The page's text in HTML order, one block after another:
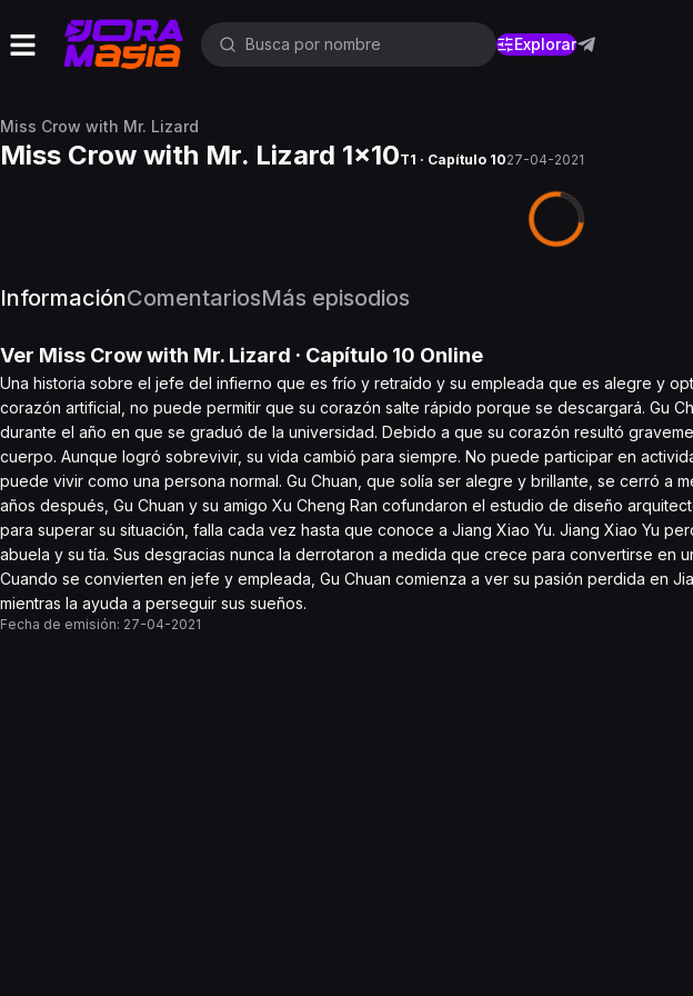
Explorar
Miss Crow with Mr. Lizard
Miss Crow with Mr. Lizard 1x10T1 · Capítulo 1027-04-2021
InformaciónComentariosMás episodios
Ver Miss Crow with Mr. Lizard · Capítulo 10 Online
Una historia sobre el jefe del infierno que es frío y retraído y su empleada que es alegre y
corazón artificial, no puede permitir que su corazón salte rápido porque se descargará. Gu
durante el año en que se graduó de la universidad. Debido a que su corazón resultó
cuerpo. Aunque logró sobrevivir, su vida cambió para siempre. No puede participar en
puede vivir como una persona normal. Gu Chuan, que solía ser alegre y brillante, se cerró a
años después, Gu Chuan y su amigo Xu Cheng Ran cofundaron el estudio de diseño
para superar su situación, falla cada vez hasta que conoce a Jiang Xiao Yu. Jiang Xiao Yu
abuela y su tía. Sus desgracias nunca la derrotaron a medida que crece para convertirse en
Cuando se convierten en jefe y empleada, Gu Chuan comienza a ver su pasión perdida en
mientras la ayuda a perseguir sus sueños.
Fecha de emisión: 27-04-2021